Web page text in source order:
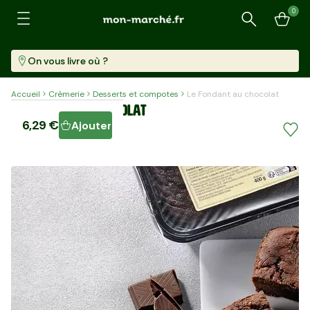
Recherche
0
On vous livre où ?
Accueil Crèmerie Desserts et compotes Le Fondant au chocolat
Le Fondant au chocolat
6,29 € Ajouter